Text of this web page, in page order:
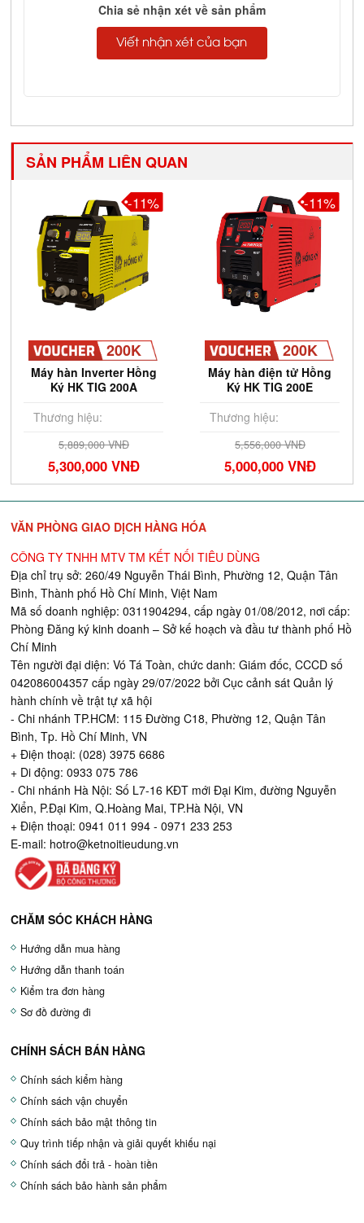
Chia sẻ nhận xét về sản phẩm
Viết nhận xét của bạn
SẢN PHẨM LIÊN QUAN
200K
Máy hàn Inverter Hồng
Ký HK TIG 200A
Thương hiệu:
5,889,000 VNĐ
5,300,000 VNĐ
-11%
200K
Máy hàn điện tử Hồng
Ký HK TIG 200E
Thương hiệu:
5,556,000 VNĐ
5,000,000 VNĐ
-11%
VĂN PHÒNG GIAO DỊCH HÀNG HÓA
CÔNG TY TNHH MTV TM KẾT NỐI TIÊU DÙNG
Địa chỉ trụ sở: 260/49 Nguyễn Thái Bình, Phường 12, Quận Tân
Bình, Thành phố Hồ Chí Minh, Việt Nam
Mã số doanh nghiệp: 0311904294, cấp ngày 01/08/2012, nơi cấp:
Phòng Đăng ký kinh doanh – Sở kế hoạch và đầu tư thành phố Hồ
Chí Minh
Tên người đại diện: Vó Tá Toàn, chức danh: Giám đốc, CCCD số
042086004357 cấp ngày 29/07/2022 bởi Cục cảnh sát Quản lý
hành chính về trật tự xã hội
- Chi nhánh TP.HCM: 115 Đường C18, Phường 12, Quận Tân
Bình, Tp. Hồ Chí Minh, VN
+ Điện thoại: (028) 3975 6686
+ Di động: 0933 075 786
- Chi nhánh Hà Nội: Số L7-16 KĐT mới Đại Kim, đường Nguyễn
Xiển, P.Đại Kim, Q.Hoàng Mai, TP.Hà Nội, VN
+ Điện thoại: 0941 011 994 - 0971 233 253
E-mail: hotro@ketnoitieudung.vn
CHĂM SÓC KHÁCH HÀNG
Hướng dẫn mua hàng
Hướng dẫn thanh toán
Kiểm tra đơn hàng
Sơ đồ đường đi
CHÍNH SÁCH BÁN HÀNG
Chính sách kiểm hàng
Chính sách vận chuyển
Chính sách bảo mật thông tin
Quy trình tiếp nhận và giải quyết khiếu nại
Chính sách đổi trả - hoàn tiền
Chính sách bảo hành sản phẩm